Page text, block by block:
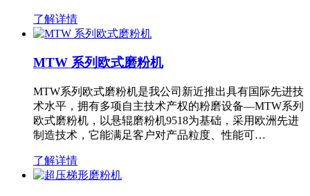
了解详情
MTW 系列欧式磨粉机
MTW系列欧式磨粉机是我公司新近推出具有国际先进技
术水平，拥有多项自主技术产权的粉磨设备—MTW系列
欧式磨粉机，以悬辊磨粉机9518为基础，采用欧洲先进
制造技术，它能满足客户对产品粒度、性能可…
了解详情